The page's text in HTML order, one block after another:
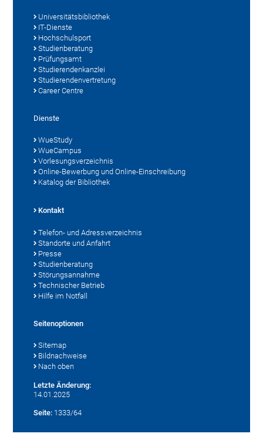
Universitätsbibliothek
IT-Dienste
Hochschulsport
Studienberatung
Prüfungsamt
Studierendenkanzlei
Studierendenvertretung
Career Centre
Dienste
WueStudy
WueCampus
Vorlesungsverzeichnis
Online-Bewerbung und Online-Einschreibung
Katalog der Bibliothek
Kontakt
Telefon- und Adressverzeichnis
Standorte und Anfahrt
Presse
Studienberatung
Störungsannahme
Technischer Betrieb
Hilfe im Notfall
Seitenoptionen
Sitemap
Bildnachweise
Nach oben
Letzte Änderung:
14.01.2025
Seite: 1333/64